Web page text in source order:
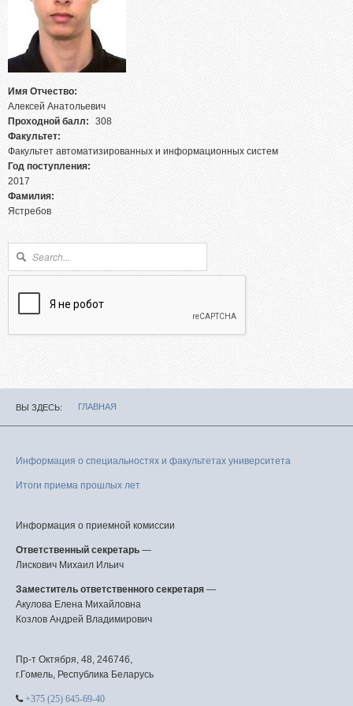
Зачисление без вступительных испытаний
Родителям абитуриентов
Часто задаваемые вопросы
Централизованное тестирование
Репетиционное тестирование
Профориентанционные мероприятия 2023/2024
Имя Отчество:
Алексей Анатольевич
Проходной балл:
308
Факультет:
Факультет автоматизированных и информационных систем
Год поступления:
2017
Фамилия:
Ястребов
Форма поиска
Поиск
ВЫ ЗДЕСЬ ГЛАВНАЯ
Информация о специальностях и факультетах университета
Итоги приема прошлых лет
Информация о приемной комиссии
Ответственный секретарь —
Лискович Михаил Ильич
Заместитель ответственного секретаря —
Акулова Елена Михайловна
Козлов Андрей Владимирович
Пр-т Октября, 48, 246746,
г.Гомель, Республика Беларусь
+375 (25) 645-69-40